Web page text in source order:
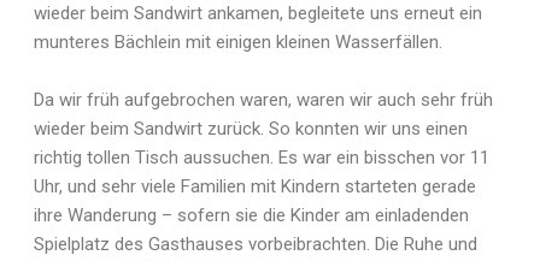
wieder beim Sandwirt ankamen, begleitete uns erneut ein
munteres Bächlein mit einigen kleinen Wasserfällen.
Da wir früh aufgebrochen waren, waren wir auch sehr früh
wieder beim Sandwirt zurück. So konnten wir uns einen
richtig tollen Tisch aussuchen. Es war ein bisschen vor 11
Uhr, und sehr viele Familien mit Kindern starteten gerade
ihre Wanderung – sofern sie die Kinder am einladenden
Spielplatz des Gasthauses vorbeibrachten. Die Ruhe und